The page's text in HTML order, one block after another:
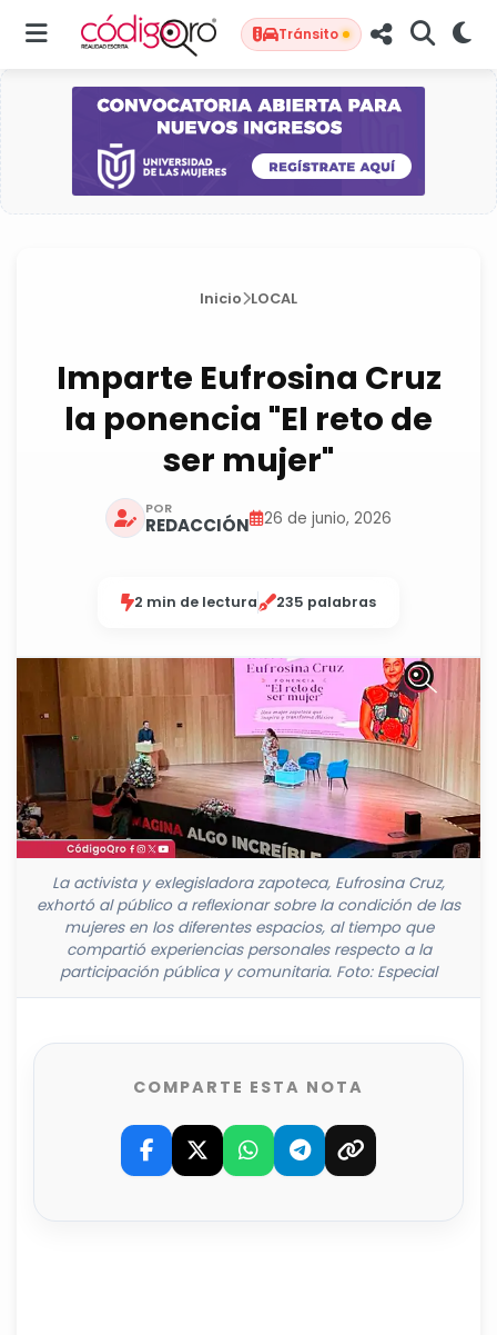
Tránsito
Inicio LOCAL
Imparte Eufrosina Cruz
la ponencia "El reto de
ser mujer"
POR
REDACCIÓN 26 de junio, 2026
2 min de lectura 235 palabras
La activista y exlegisladora zapoteca, Eufrosina Cruz,
exhortó al público a reflexionar sobre la condición de las
mujeres en los diferentes espacios, al tiempo que
compartió experiencias personales respecto a la
participación pública y comunitaria. Foto: Especial
COMPARTE ESTA NOTA